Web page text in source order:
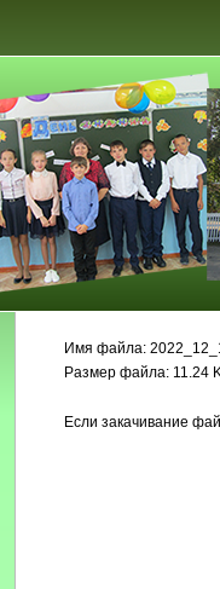
Имя файла:
Размер файла: 11.24
Если закачивание